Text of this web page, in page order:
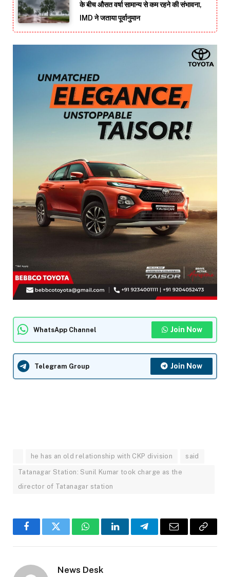
के बीच औसत वर्षा सामान्य से कम रहने की संभावना,
IMD ने जताया पूर्वानुमान
WhatsApp Channel Join Now
Telegram Group Join Now
he has an old relationship with CKP division said
Tatanagar Station: Sunil Kumar took charge as the
director of Tatanagar station
FacebookTwitter WhatsAppLinkedInTelegramEmail
Copy
News Desk